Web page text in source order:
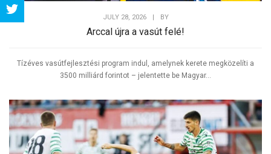
JULY 28, 2026 BY
Arccal újra a vasút felé!
Tízéves vasútfejlesztési program indul, amelynek kerete megközelíti a
3500 milliárd forintot – jelentette be Magyar...
Share